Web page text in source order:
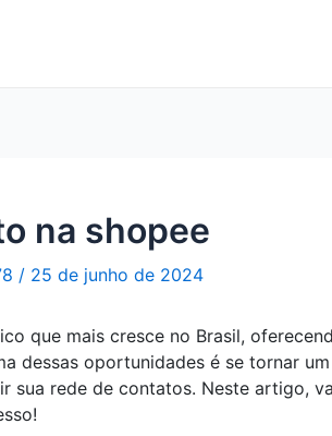
na shopee
/ 25 de junho de 2024
que mais cresce no Brasil,
dessas oportunidades é se tornar
sua rede de contatos. Neste artigo,